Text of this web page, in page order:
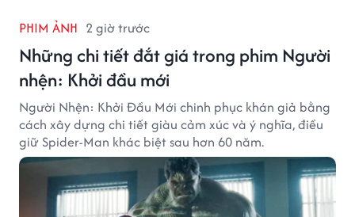
PHIM ẢNH 2 giờ trước
Những chi tiết đắt giá trong phim Người
nhện: Khởi đầu mới
Người Nhện: Khởi Đầu Mới chinh phục khán giả bằng
cách xây dựng chi tiết giàu cảm xúc và ý nghĩa, điều
giữ Spider-Man khác biệt sau hơn 60 năm.